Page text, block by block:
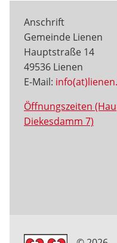
Anschrift
Gemeinde Lienen
Hauptstraße 14
49536 Lienen
E-Mail:
Öffnungszeiten
Diekesdamm 7)